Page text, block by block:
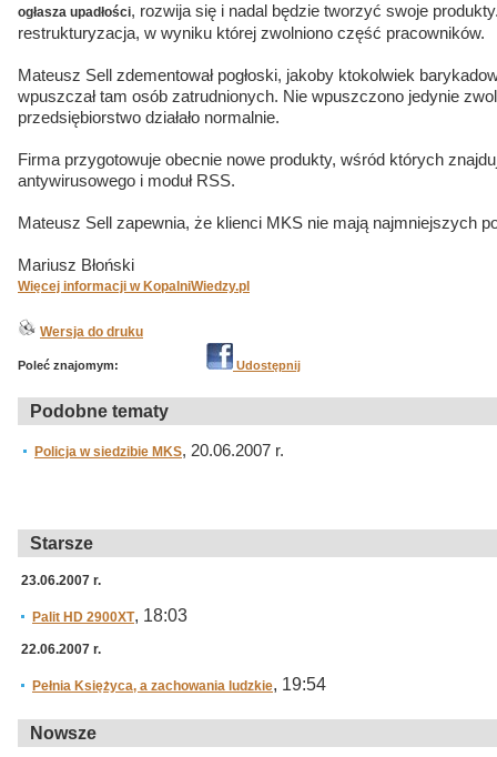
ogłasza upadłości, rozwija się i nadal będzie tworzyć swoje
restrukturyzacja, w wyniku której zwolniono część pracowników.
Mateusz Sell zdementował pogłoski, jakoby ktokolwiek
wpuszczał tam osób zatrudnionych. Nie wpuszczono jedynie
przedsiębiorstwo działało normalnie.
Firma przygotowuje obecnie nowe produkty, wśród których
antywirusowego i moduł RSS.
Mateusz Sell zapewnia, że klienci MKS nie mają najmniejszych
Mariusz Błoński
Więcej informacji w KopalniWiedzy.pl
Wersja do druku
Poleć znajomym: Udostępnij
Podobne tematy
Policja w siedzibie MKS, 20.06.2007 r.
Starsze
23.06.2007 r.
Palit HD 2900XT, 18:03
22.06.2007 r.
Pełnia Księżyca, a zachowania ludzkie, 19:54
Nowsze